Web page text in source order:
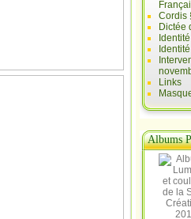
Cordis
Dictée
Links
Albums